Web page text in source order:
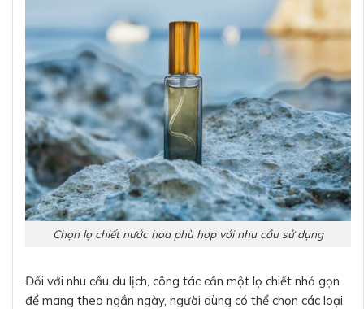
Chọn lọ chiết nước hoa phù hợp với nhu cầu sử dụng
Đối với nhu cầu du lịch, công tác cần một lọ chiết nhỏ gọn
để mang theo ngắn ngày, người dùng có thể chọn các loại